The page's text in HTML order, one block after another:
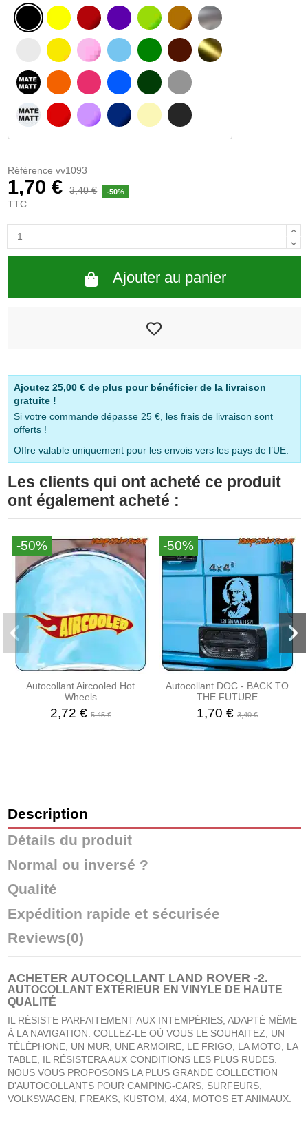
NOIR
BLANC
NOIR MATÉ
BLANC MATÉ
JAUNE
JAUNE AMBRE
ORANGE
ROUGE
BOURGOGNE
ROSA
FUCHSIA
PURPLE
VIOLET
BLEU CLAIR
BLAU
BLEU FONCÉ
VERT CLAIR
VERT
VERT FONCÉ
BEIGE
NOISETTE
BRUN FONCÉ
GRIS CLAIR
GRIS FONCÉ
ARGENT
OR
Référence vv1093
1,70 € 3,40 € -50%
TTC
Ajouter au panier
Ajoutez 25,00 €de plus pour bénéficier de la livraison
gratuite !
Si votre commande dépasse 25 €, les frais de livraison sont
offerts !
Offre valable uniquement pour les envois vers les pays de l’UE.
Les clients qui ont acheté ce produit
ont également acheté :
-50%
Autocollant Aircooled Hot
Wheels
2,72 € 5,45 €
-50%
Autocollant DOC - BACK TO
THE FUTURE
1,70 €3,40 €
Description
Détails du produit
Normal ou inversé ?
Qualité
Expédition rapide et sécurisée
Reviews(0)
ACHETER AUTOCOLLANT LAND ROVER -2.
AUTOCOLLANT EXTÉRIEUR EN VINYLE DE HAUTE
QUALITÉ
IL RÉSISTE PARFAITEMENT AUX INTEMPÉRIES, ADAPTÉ MÊME
À LA NAVIGATION. COLLEZ-LE OÙ VOUS LE SOUHAITEZ, UN
TÉLÉPHONE, UN MUR, UNE ARMOIRE, LE FRIGO, LA MOTO, LA
TABLE, IL RÉSISTERA AUX CONDITIONS LES PLUS RUDES.
NOUS VOUS PROPOSONS LA PLUS GRANDE COLLECTION
D'AUTOCOLLANTS POUR CAMPING-CARS, SURFEURS,
VOLKSWAGEN, FREAKS, KUSTOM, 4X4, MOTOS ET ANIMAUX.